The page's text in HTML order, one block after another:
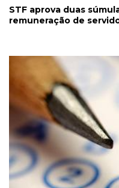
STF aprova duas
remuneração de